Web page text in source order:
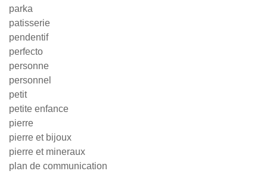
parka
patisserie
pendentif
perfecto
personne
personnel
petit
petite enfance
pierre
pierre et bijoux
pierre et mineraux
plan de communication